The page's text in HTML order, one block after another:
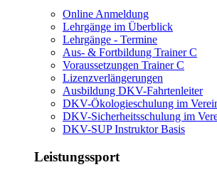
Online Anmeldung
Lehrgänge im Überblick
Lehrgänge - Termine
Aus- & Fortbildung Trainer C
Voraussetzungen Trainer C
Lizenzverlängerungen
Ausbildung DKV-Fahrtenleiter
DKV-Ökologieschulung im
DKV-Sicherheitsschulung im
DKV-SUP Instruktor Basis
Leistungssport